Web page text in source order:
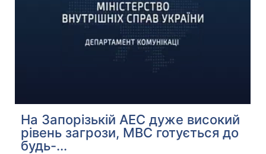
На Запорізькій АЕС дуже високий
рівень загрози, МВС готується до
будь-...